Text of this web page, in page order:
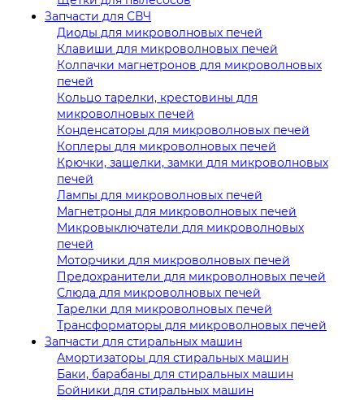
Запчасти для СВЧ
Диоды для микроволновых печей
Клавиши для микроволновых печей
Колпачки магнетронов для микроволновых
печей
Кольцо тарелки, крестовины для
микроволновых печей
Конденсаторы для микроволновых печей
Коплеры для микроволновых печей
Крючки, защелки, замки для микроволновых
печей
Лампы для микроволновых печей
Магнетроны для микроволновых печей
Микровыключатели для микроволновых
печей
Моторчики для микроволновых печей
Предохранители для микроволновых печей
Слюда для микроволновых печей
Тарелки для микроволновых печей
Трансформаторы для микроволновых печей
Запчасти для стиральных машин
Амортизаторы для стиральных машин
Баки, барабаны для стиральных машин
Бойники для стиральных машин